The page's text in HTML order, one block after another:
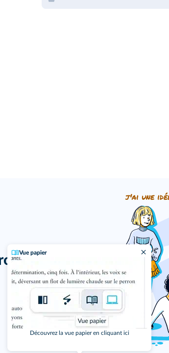
Vue papier
Découvrez la vue papier en cliquant ici
?
j'ai une